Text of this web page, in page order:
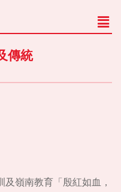
傳統
嶺南教育「殷紅如血，